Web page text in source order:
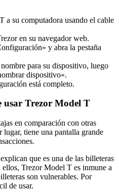
a su computadora usando el cable
en su navegador web.
y abra la pestaña
para su dispositivo, luego
dispositivo».
está completo.
usar Trezor Model T
en comparación con otras
tiene una pantalla grande
que es una de las billeteras
ellos, Trezor Model T es inmune a
son vulnerables. Por
de usar.